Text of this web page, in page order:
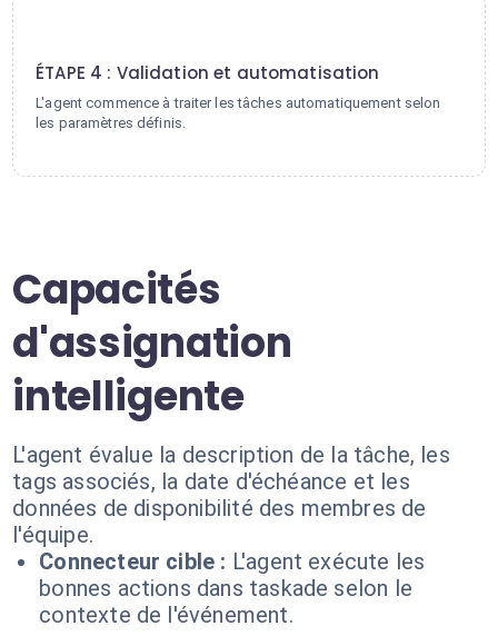
ÉTAPE 4 : Validation et automatisation
L'agent commence à traiter les tâches automatiquement selon
les paramètres définis.
Capacités
d'assignation
intelligente
L'agent évalue la description de la tâche, les
tags associés, la date d'échéance et les
données de disponibilité des membres de
l'équipe.
Connecteur cible : L'agent exécute les
bonnes actions dans taskade selon le
contexte de l'événement.